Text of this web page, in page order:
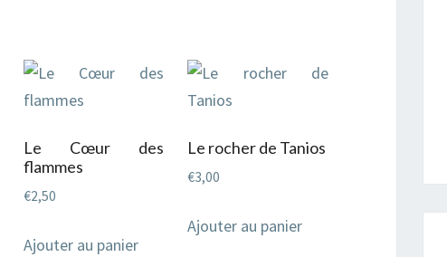
Le Cœur des
flammes
€2,50
Ajouter au panier
Le rocher de Tanios
€3,00
Ajouter au panier